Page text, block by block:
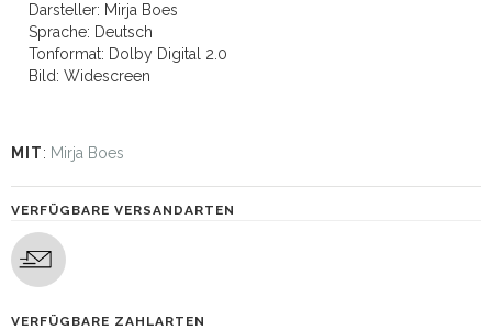
Darsteller: Mirja Boes
Sprache: Deutsch
Tonformat: Dolby Digital 2.0
Bild: Widescreen
MIT: Mirja Boes
VERFÜGBARE VERSANDARTEN
VERFÜGBARE ZAHLARTEN